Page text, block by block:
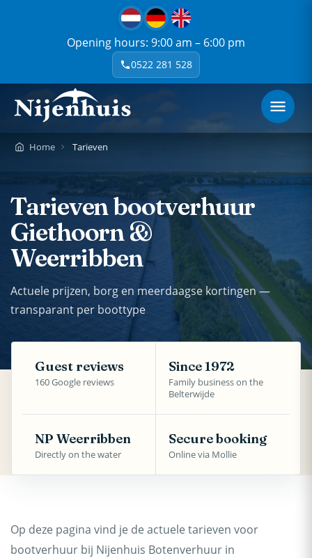
Opening hours: 9:00 am – 6:00 pm
0522 281 528
Home Tarieven
Tarieven bootverhuur
Giethoorn &
Weerribben
Actuele prijzen, borg en meerdaagse kortingen —
transparant per boottype
Guest reviews
160 Google reviews
Since 1972
Family business on the
Belterwijde
NP Weerribben
Directly on the water
Secure booking
Online via Mollie
Op deze pagina vind je de actuele tarieven voor
bootverhuur bij Nijenhuis Botenverhuur in